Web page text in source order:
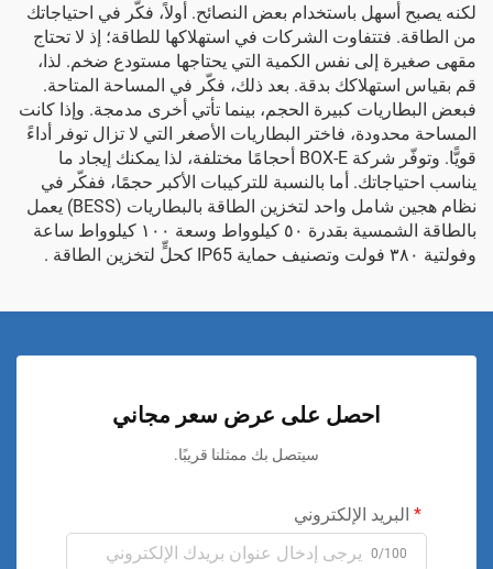
لكنه يصبح أسهل باستخدام بعض النصائح. أولاً، فكّر في احتياجاتك
من الطاقة. فتتفاوت الشركات في استهلاكها للطاقة؛ إذ لا تحتاج
مقهى صغيرة إلى نفس الكمية التي يحتاجها مستودع ضخم. لذا،
قم بقياس استهلاكك بدقة. بعد ذلك، فكّر في المساحة المتاحة.
فبعض البطاريات كبيرة الحجم، بينما تأتي أخرى مدمجة. وإذا كانت
المساحة محدودة، فاختر البطاريات الأصغر التي لا تزال توفر أداءً
قويًّا. وتوفّر شركة BOX-E أحجامًا مختلفة، لذا يمكنك إيجاد ما
يناسب احتياجاتك. أما بالنسبة للتركيبات الأكبر حجمًا، ففكّر في
نظام هجين شامل واحد لتخزين الطاقة بالبطاريات (BESS) يعمل
بالطاقة الشمسية بقدرة ٥٠ كيلوواط وسعة ١٠٠ كيلوواط ساعة
وفولتية ٣٨٠ فولت وتصنيف حماية IP65 كحلٍّ لتخزين الطاقة
.
احصل على عرض سعر مجاني
سيتصل بك ممثلنا قريبًا.
البريد الإلكتروني
0/100